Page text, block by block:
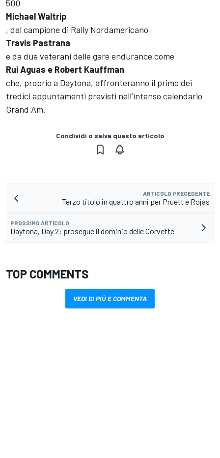
500
Michael Waltrip
, dal campione di Rally Nordamericano
Travis Pastrana
e da due veterani delle gare endurance come
Rui Aguas e Robert Kauffman
che, proprio a Daytona, affronteranno il primo dei
tredici appuntamenti previsti nell’intenso calendario
Grand Am.
Condividi o salva questo articolo
ARTICOLO PRECEDENTE
Terzo titolo in quattro anni per Pruett e Rojas
PROSSIMO ARTICOLO
Daytona, Day 2: prosegue il dominio delle Corvette
TOP COMMENTS
VEDI DI PIÙ E COMMENTA